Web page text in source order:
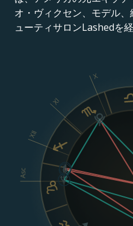
オ・ヴィクセン、モデル、
ューティサロンLashedを経
Asc
X
XI
XII